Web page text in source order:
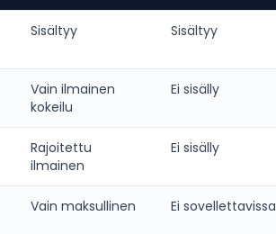
Sisältyy Sisältyy
Vain ilmainen
kokeilu
Ei sisälly
Rajoitettu
ilmainen
Ei sisälly
Vain maksullinen Ei sovellettavissa